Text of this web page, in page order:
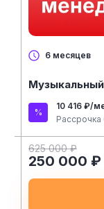
6 месяцев
10 416 ₽/
Рассрочка
625 000 ₽
250 000 ₽